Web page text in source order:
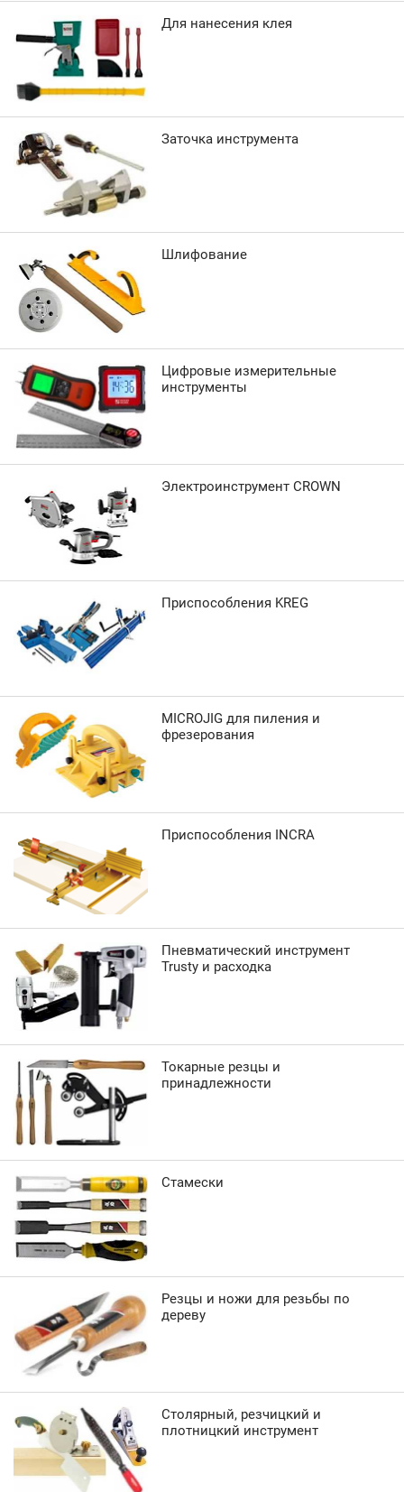
Для нанесения клея
Заточка инструмента
Шлифование
Цифровые измерительные
инструменты
Электроинструмент CROWN
Приспособления KREG
MICROJIG для пиления и
фрезерования
Приспособления INCRA
Пневматический инструмент
Trusty и расходка
Токарные резцы и
принадлежности
Стамески
Резцы и ножи для резьбы по
дереву
Столярный, резчицкий и
плотницкий инструмент